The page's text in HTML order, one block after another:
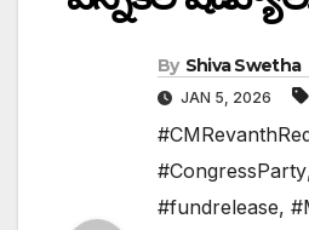
By Shiva Swetha
JAN 5, 2026
#CongressParty
#fundrelease,